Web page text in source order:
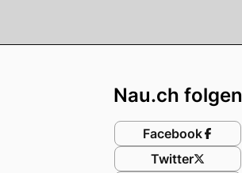
Nau.ch folgen
Facebook
Twitter